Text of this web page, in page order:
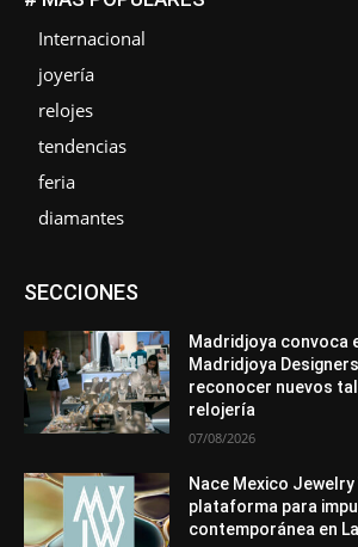
Internacional
joyería
relojes
tendencias
feria
diamantes
SECCIONESAsociaciones
Entrevistas
Opiniones
Premios
Madridjoya convoca
Madridjoya
reconocer nuevos
relojería
07/08/2026
Nace Mexico Jewelry
plataforma para
contemporánea en